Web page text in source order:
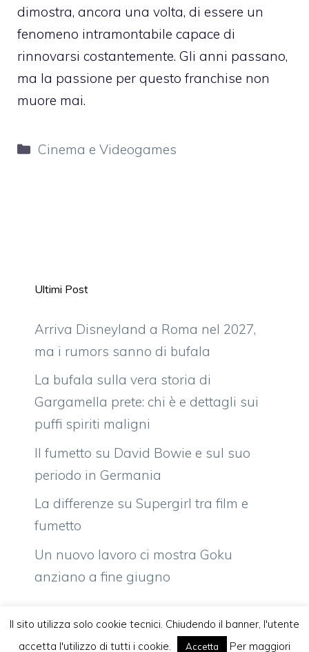
dimostra, ancora una volta, di essere un
fenomeno intramontabile capace di
rinnovarsi costantemente. Gli anni passano,
ma la passione per questo franchise non
muore mai.
Categorie
Cinema e Videogames
Ultimi Post
Arriva Disneyland a Roma nel 2027,
ma i rumors sanno di bufala
La bufala sulla vera storia di
Gargamella prete: chi è e dettagli sui
puffi spiriti maligni
Il fumetto su David Bowie e sul suo
periodo in Germania
La differenze su Supergirl tra film e
fumetto
Un nuovo lavoro ci mostra Goku
anziano a fine giugno
Il sito utilizza solo cookie tecnici. Chiudendo il banner, l'utente
accetta l'utilizzo di tutti i cookie.
Accetta Per maggiori